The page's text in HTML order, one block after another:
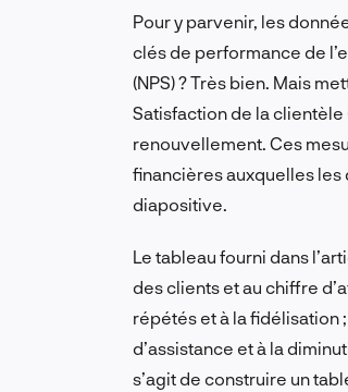
Pour y parvenir, les
clés de performance de
(NPS) ? Très bien. Mais
Satisfaction de la clientèle
renouvellement. Ces
financières auxquelles les
diapositive.
Le tableau fourni dans
des clients et au chiffre
répétés et à la fidélisation
d’assistance et à la
s’agit de construire un